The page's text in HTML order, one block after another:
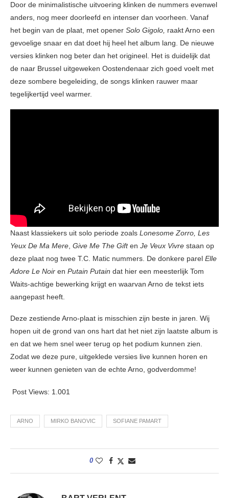
Door de minimalistische uitvoering klinken de nummers evenwel
anders, nog meer doorleefd en intenser dan voorheen. Vanaf
het begin van de plaat, met opener Solo Gigolo, raakt Arno een
gevoelige snaar en dat doet hij heel het album lang. De nieuwe
versies klinken nog beter dan het origineel. Het is duidelijk dat
de naar Brussel uitgeweken Oostendenaar zich goed voelt met
deze sombere begeleiding, de songs klinken rauwer maar
tegelijkertijd veel warmer.
Naast klassiekers uit solo periode zoals Lonesome Zorro, Les
Yeux De Ma Mere Give Me The Giften Je Veux Vivre staan op
deze plaat nog twee T.C. Matic nummers. De donkere parel Elle
Adore Le Noir en Putain Putain dat hier een meesterlijk Tom
Waits-achtige bewerking krijgt en waarvan Arno de tekst iets
aangepast heeft.
Deze zestiende Arno-plaat is misschien zijn beste in jaren. Wij
hopen uit de grond van ons hart dat het niet zijn laatste album is
en dat we hem snel weer terug op het podium kunnen zien.
Zodat we deze pure, uitgeklede versies live kunnen horen en
weer kunnen genieten van de echte Arno, godverdomme!
Post Views: 1.001
ARNO MIRKO BANOVIC SOFIANE PAMART
0